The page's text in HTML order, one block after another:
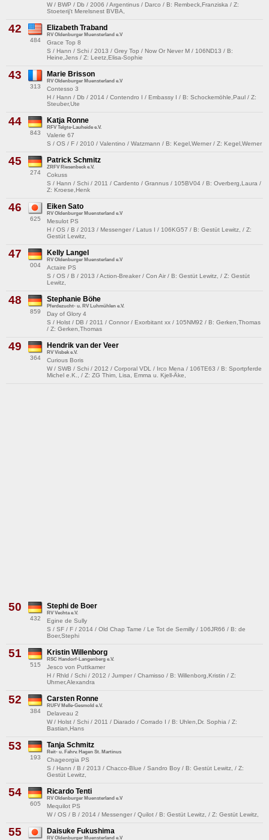
W / BWP / Db / 2006 / Argentinus / Darco / B: Rembeck,Franziska / Z:
Stoeterij't Merelsnest BVBA,
42
484
Elizabeth Traband
RV Oldenburger Muensterland e.V
Grace Top 8
S / Hann / Schi / 2013 / Grey Top / Now Or Never M / 106ND13 / B:
Heine,Jens / Z: Leetz,Elisa-Sophie
43
313
Marie Brisson
RV Oldenburger Muensterland e.V
Contesso 3
H / Hann / Db / 2014 / Contendro I / Embassy I / B: Schockemöhle,Paul / Z:
Steuber,Ute
44
843
Katja Ronne
RFV Telgte-Lauheide e.V.
Valerie 67
S / OS / F / 2010 / Valentino / Watzmann / B: Kegel,Werner / Z: Kegel,Werner
45
274
Patrick Schmitz
ZRFV Riesenbeck e.V.
Cokuss
S / Hann / Schi / 2011 / Cardento / Grannus / 105BV04 / B: Overberg,Laura /
Z: Kroese,Henk
46
625
Eiken Sato
RV Oldenburger Muensterland e.V
Mesulot PS
H / OS / B / 2013 / Messenger / Latus I / 106KG57 / B: Gestüt Lewitz, / Z:
Gestüt Lewitz,
47
004
Kelly Langel
RV Oldenburger Muensterland e.V
Actaire PS
S / OS / B / 2013 / Action-Breaker / Con Air / B: Gestüt Lewitz, / Z: Gestüt
Lewitz,
48
859
Stephanie Böhe
Pferdezucht- u. RV Luhmühlen e.V.
Day of Glory 4
S / Holst / DB / 2011 / Connor / Exorbitant xx / 105NM92 / B: Gerken,Thomas
/ Z: Gerken,Thomas
49
364
Hendrik van der Veer
RV Visbek e.V.
Curious Boris
W / SWB / Schi / 2012 / Corporal VDL / Irco Mena / 106TE63 / B: Sportpferde
Michel e.K., / Z: ZG Thim, Lisa, Emma u. Kjell-Äke,
50
432
Stephi de Boer
RV Vechta e.V.
Egine de Sully
S / SF / F / 2014 / Old Chap Tame / Le Tot de Semilly / 106JR66 / B: de
Boer,Stephi
51
515
Kristin Willenborg
RSC Handorf-Langenberg e.V.
Jesco von Puttkamer
H / Rhld / Schi / 2012 / Jumper / Chamisso / B: Willenborg,Kristin / Z:
Uhrner,Alexandra
52
384
Carsten Ronne
RUFV Melle-Gesmold e.V.
Delaveau 2
W / Holst / Schi / 2011 / Diarado / Corrado I / B: Uhlen,Dr. Sophia / Z:
Bastian,Hans
53
193
Tanja Schmitz
Reit- u. Fahrv. Hagen St. Martinus
Chageorgia PS
S / Hann / B / 2013 / Chacco-Blue / Sandro Boy / B: Gestüt Lewitz, / Z:
Gestüt Lewitz,
54
605
Ricardo Tenti
RV Oldenburger Muensterland e.V
Mequilot PS
W / OS / B / 2014 / Messenger / Quilot / B: Gestüt Lewitz, / Z: Gestüt Lewitz,
55 Daisuke Fukushima
RV Oldenburger Muensterland e.V